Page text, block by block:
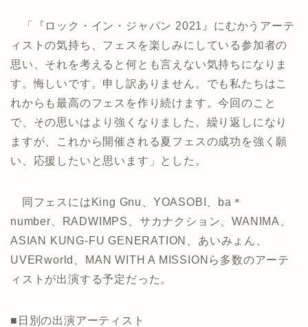
「『ロック・イン・ジャパン 2021』にむかうアーテ
ィストの気持ち、フェスを楽しみにしている参加者の
思い、それを考えると何とも言えない気持ちになりま
す。悔しいです。申し訳ありません。でも私たちはこ
れからも最高のフェスを作り続けます。今回のこと
で、その思いはより強くなりました。繰り返しになり
ますが、これから開催される夏フェスの成功を強く願
い、応援したいと思います」とした。
同フェスにはKing Gnu、YOASOBI、ba＊
number、RADWIMPS、サカナクション、WANIMA、
ASIAN KUNG-FU GENERATION、あいみょん、
UVERworld、MAN WITH A MISSIONら多数のアーテ
ィストが出演する予定だった。
■日別の出演アーティスト